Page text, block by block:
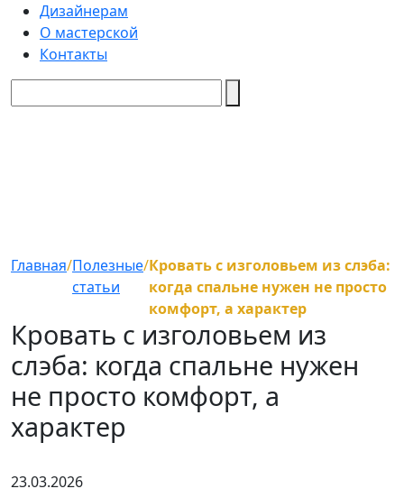
Дизайнерам
О мастерской
Контакты
Главная/Полезные
статьи
/Кровать с изголовьем из слэба:
когда спальне нужен не просто
комфорт, а характер
Кровать с изголовьем из
слэба: когда спальне нужен
не просто комфорт, а
характер
23.03.2026